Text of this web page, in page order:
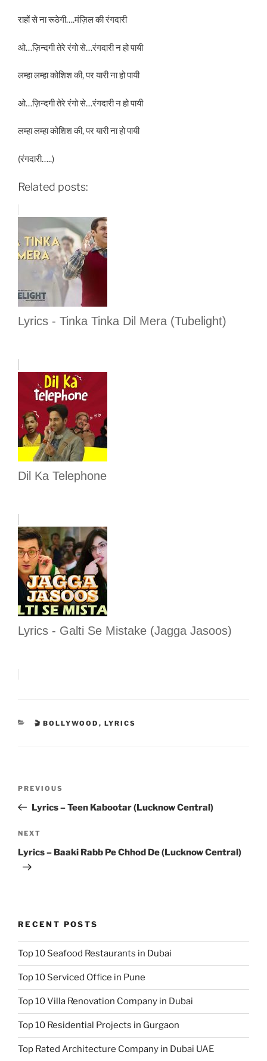
राहों से ना रूठेगी….मंज़िल की रंगदारी
ओ…ज़िन्दगी तेरे रंगो से…रंगदारी न हो पायी
लम्हा लम्हा कोशिश की, पर यारी ना हो पायी
ओ…ज़िन्दगी तेरे रंगो से…रंगदारी न हो पायी
लम्हा लम्हा कोशिश की, पर यारी ना हो पायी
(रंगदारी…..)
Related posts:
Lyrics - Tinka Tinka Dil Mera (Tubelight)
Dil Ka Telephone
Lyrics - Galti Se Mistake (Jagga Jasoos)
CATEGORIES
🎬 BOLLYWOOD , LYRICS
Previous
Post
PREVIOUS
Lyrics – Teen Kabootar (Lucknow Central)
Next
Post
NEXT
Lyrics – Baaki Rabb Pe Chhod De (Lucknow Central)
RECENT POSTS
Top 10 Seafood Restaurants in Dubai
Top 10 Serviced Office in Pune
Top 10 Villa Renovation Company in Dubai
Top 10 Residential Projects in Gurgaon
Top Rated Architecture Company in Dubai UAE